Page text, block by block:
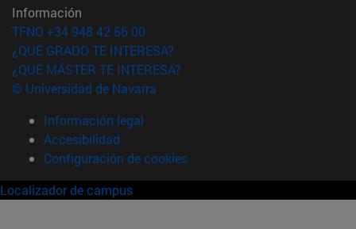
Información
TFNO +34 948 42 56 00
¿QUÉ GRADO TE INTERESA?
¿QUÉ MÁSTER TE INTERESA?
© Universidad de Navarra
Información legal
Accesibilidad
Configuración de cookies
Localizador de campus